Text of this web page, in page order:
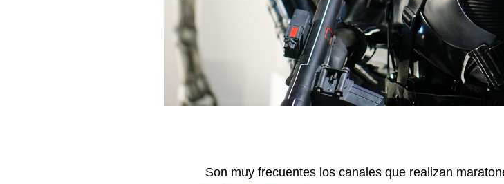
Son muy frecuentes los canales que realizan